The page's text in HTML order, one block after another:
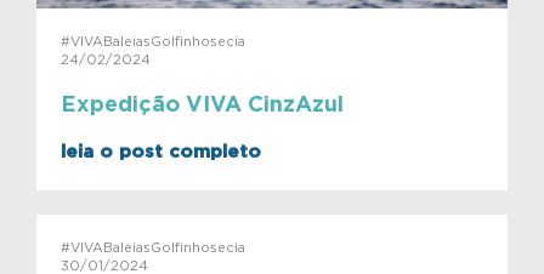
#VIVABaleiasGolfinhosecia
24/02/2024
Expedição VIVA CinzAzul
leia o post completo
#VIVABaleiasGolfinhosecia
30/01/2024